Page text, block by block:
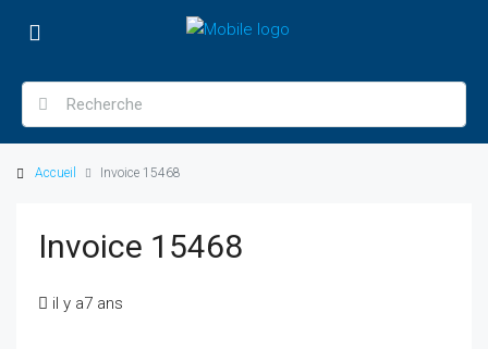
Accueil Invoice 15468
Invoice 15468
il y a7 ans